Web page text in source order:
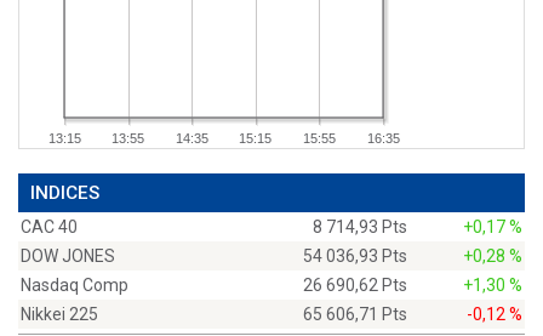
13:15 13:55 14:35 15:15 15:55 16:35
INDICES
CAC 40 8 714,93 Pts
+0,17 %
DOW JONES
54 036,93 Pts
+0,28 %
Nasdaq Comp
26 690,62 Pts
+1,30 %
Nikkei 225
65 606,71 Pts -0,12 %